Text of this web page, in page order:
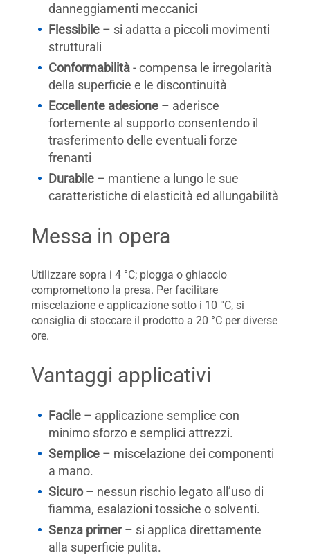
danneggiamenti meccanici
Flessibile – si adatta a piccoli movimenti
strutturali
Conformabilità- compensa le irregolarità
della superficie e le discontinuità
Eccellente adesione – aderisce
fortemente al supporto consentendo il
trasferimento delle eventuali forze
frenanti
Durabile – mantiene a lungo le sue
caratteristiche di elasticità ed allungabilità
Messa in opera
Utilizzare sopra i 4 °C; piogga o ghiaccio
compromettono la presa. Per facilitare
miscelazione e applicazione sotto i 10 °C, si
consiglia di stoccare il prodotto a 20 °C per diverse
ore.
Vantaggi applicativi
Facile – applicazione semplice con
minimo sforzo e semplici attrezzi.
Semplice – miscelazione dei componenti
a mano.
Sicuro– nessun rischio legato all’uso di
fiamma, esalazioni tossiche o solventi.
Senza primer– si applica direttamente
alla superficie pulita.